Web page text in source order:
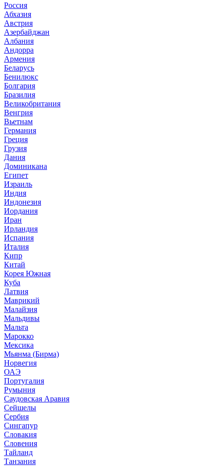
Россия
Абхазия
Австрия
Азербайджан
Албания
Андорра
Армения
Беларусь
Бенилюкс
Болгария
Бразилия
Великобритания
Венгрия
Вьетнам
Германия
Греция
Грузия
Дания
Доминикана
Египет
Израиль
Индия
Индонезия
Иордания
Иран
Ирландия
Испания
Италия
Кипр
Китай
Корея Южная
Куба
Латвия
Маврикий
Малайзия
Мальдивы
Мальта
Марокко
Мексика
Мьянма (Бирма)
Норвегия
ОАЭ
Португалия
Румыния
Саудовская Аравия
Сейшелы
Сербия
Сингапур
Словакия
Словения
Тайланд
Танзания